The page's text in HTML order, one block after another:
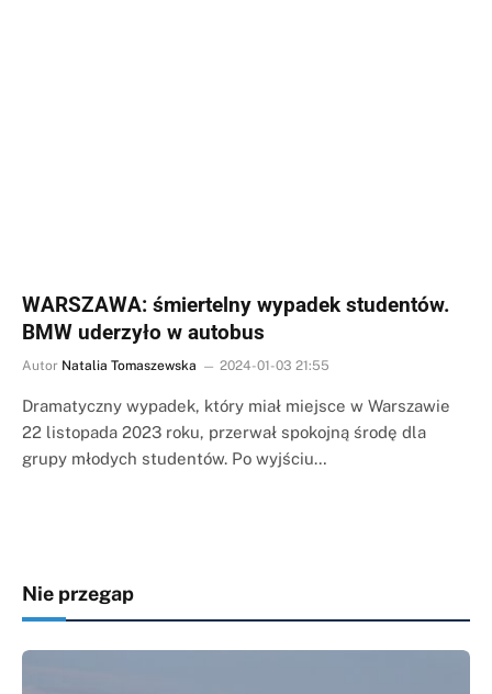
WARSZAWA: śmiertelny wypadek studentów.
BMW uderzyło w autobus
Autor Natalia Tomaszewska 2024-01-03 21:55
Dramatyczny wypadek, który miał miejsce w Warszawie
22 listopada 2023 roku, przerwał spokojną środę dla
grupy młodych studentów. Po wyjściu…
Nie przegap